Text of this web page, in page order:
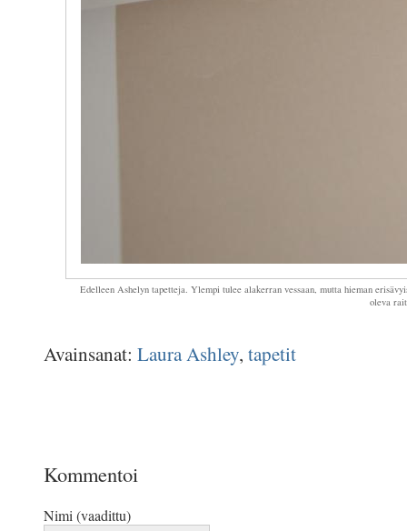
Edelleen Ashelyn tapetteja. Ylempi tulee alakerran vessaan, mutta hieman
oleva
Avainsanat: Laura Ashley, tapetit
Kommentoi
Nimi (vaadittu)